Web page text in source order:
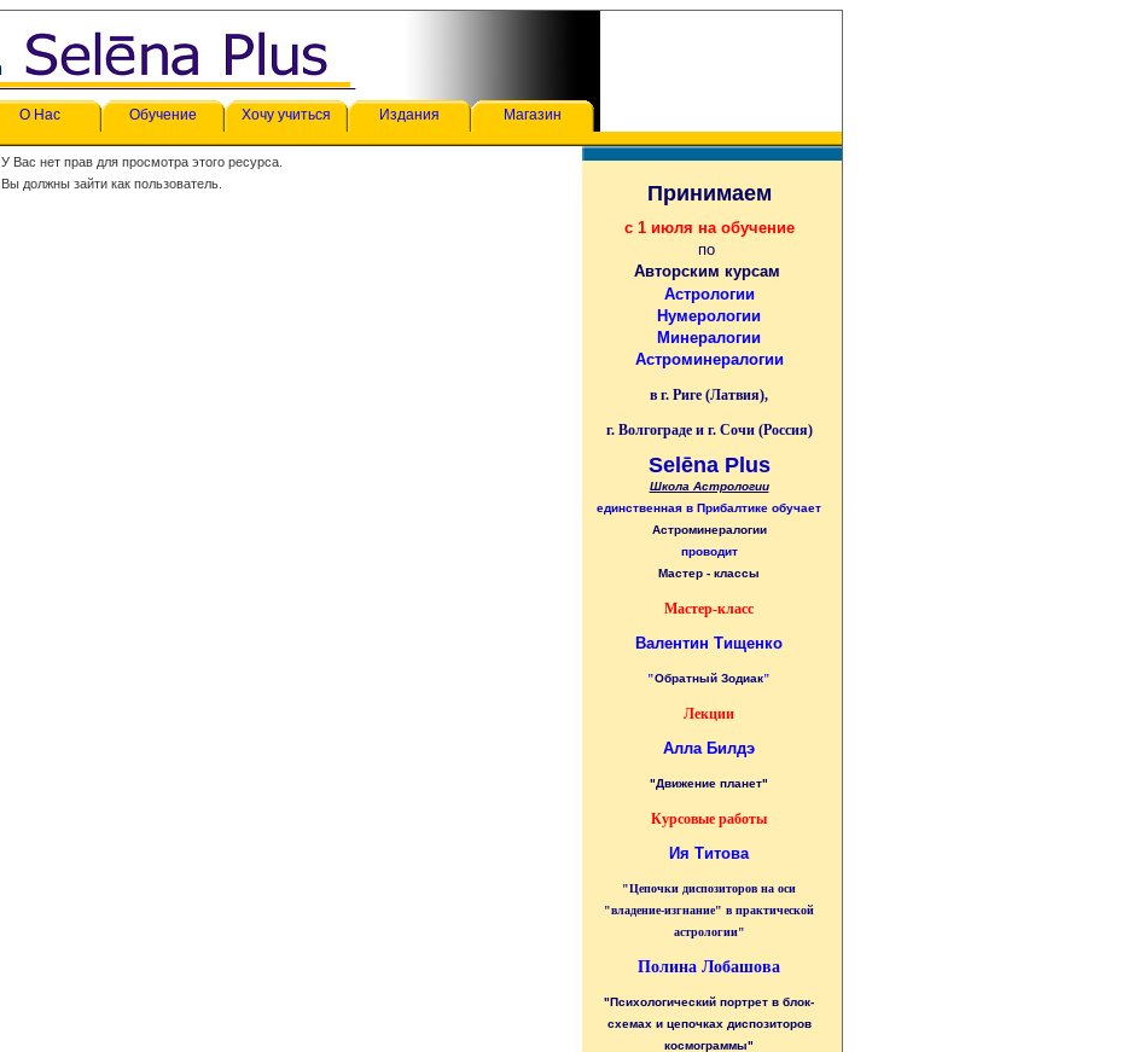
О Нас Обучение Хочу учиться Издания Магазин
У Вас нет прав для просмотра этого ресурса.
Вы должны зайти как пользователь.
Принимаем
с 1 июля на обучение
по
Авторским курсам
Астрологии
Нумерологии
Минералогии
Астроминералогии
в г. Риге (Латвия),
г. Волгограде и г. Сочи (Россия)
Selēna Plus
Школа Астрологии
единственная в Прибалтике обучает
Астроминералогии
проводит
Мастер - классы
Мастер-класс
Валентин Тищенко
"Обратный Зодиак"
Лекции
Алла Билдэ
"Движение планет"
Курсовые работы
Ия Титова
"Цепочки диспозиторов на оси
"владение-изгнание" в практической
астрологии"
Полина Лобашова
"Психологический портрет в блок-
схемах и цепочках диспозиторов
космограммы"